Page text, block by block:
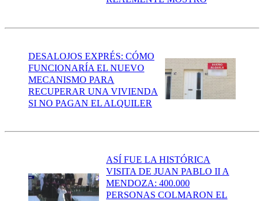
DESALOJOS EXPRÉS: CÓMO
FUNCIONARÍA EL NUEVO
MECANISMO PARA
RECUPERAR UNA VIVIENDA
SI NO PAGAN EL ALQUILER
ASÍ FUE LA HISTÓRICA
VISITA DE JUAN PABLO II A
MENDOZA: 400.000
PERSONAS COLMARON EL